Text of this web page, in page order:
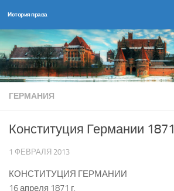
Перейти к содержимому
История права
ГЕРМАНИЯ
Конституция Германии 1871
1 ФЕВРАЛЯ 2013
КОНСТИТУЦИЯ ГЕРМАНИИ
16 апреля 1871 г.